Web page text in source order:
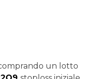
un lotto